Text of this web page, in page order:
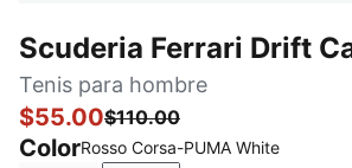
Scuderia Ferrari Drift
Tenis para hombre
$55.00$110.00
ColorRosso Corsa-PUMA White